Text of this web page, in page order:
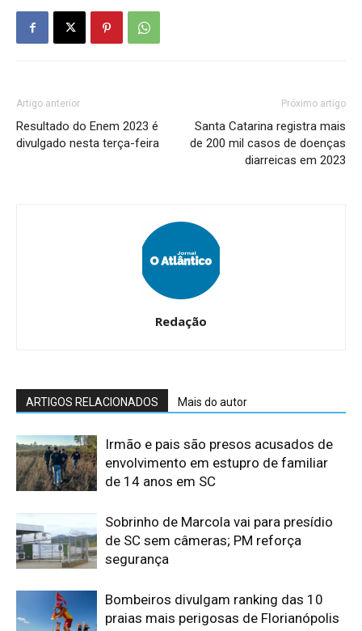
Artigo anterior
Resultado do Enem 2023 é
divulgado nesta terça-feira
Próximo artigo
Santa Catarina registra mais
de 200 mil casos de doenças
diarreicas em 2023
Redação
ARTIGOS RELACIONADOS Mais do autor
Irmão e pais são presos acusados de
envolvimento em estupro de familiar
de 14 anos em SC
Sobrinho de Marcola vai para presídio
de SC sem câmeras; PM reforça
segurança
Bombeiros divulgam ranking das 10
praias mais perigosas de Florianópolis